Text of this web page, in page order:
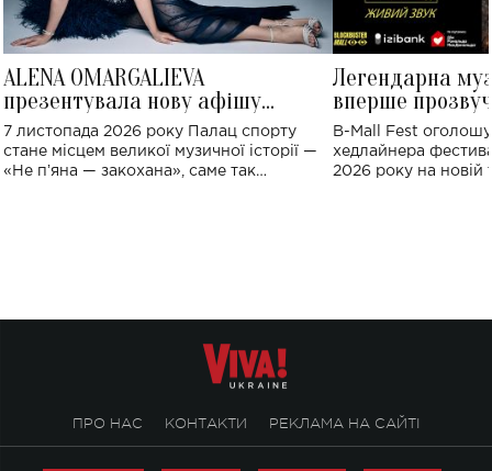
ALENA OMARGALIEVA
презентувала нову афішу
великого концерту в Палаці
спорту
7 листопада 2026 року Палац спорту
стане місцем великої музичної історії —
«Не пʼяна — закохана», саме так
Легендарна
вперше
Україні: де
B-Mall Fest
хедлайнера
2026 року на новій
ПРО НАС КОНТАКТИ РЕКЛАМА НА САЙТІ